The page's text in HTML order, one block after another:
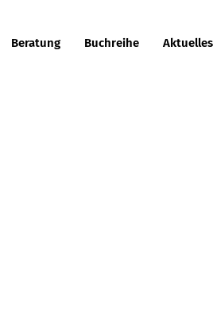
Beratung Buchreihe Aktuelles